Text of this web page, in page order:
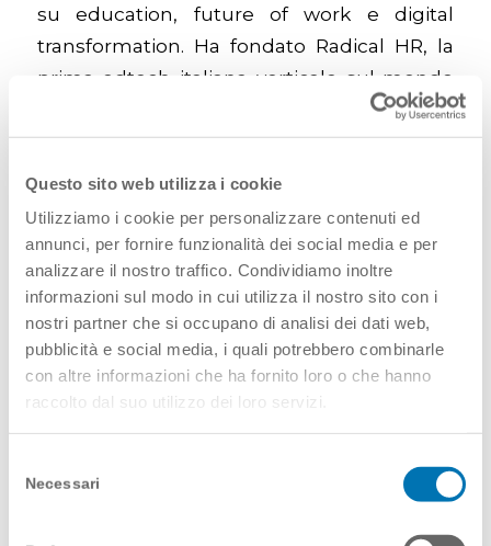
Questo sito web utilizza i cookie
Utilizziamo i cookie per personalizzare contenuti ed
annunci, per fornire funzionalità dei social media e per
analizzare il nostro traffico. Condividiamo inoltre
informazioni sul modo in cui utilizza il nostro sito con i
nostri partner che si occupano di analisi dei dati web,
pubblicità e social media, i quali potrebbero combinarle
con altre informazioni che ha fornito loro o che hanno
raccolto dal suo utilizzo dei loro servizi.
delNecessari
su education, future of work e digital
transformation. Ha fondato Radical HR, la
prima edtech italiana verticale sul mondo
HR, e prima Talent Garden Innovation
School, business school leader sui temi del
digitale e dell’innovazione, punto di
Che cos’è il lavoro S.M.A.R.T.?
Il lavoro S.M.A.R.T. (Smart, Measurable,
Achievable, Relevant, Time-bound) è un
approccio al lavoro che si concentra sulla
flessibilità, l’efficienza e la produttività. Il
raggiungere, piuttosto che sull’orario e sul